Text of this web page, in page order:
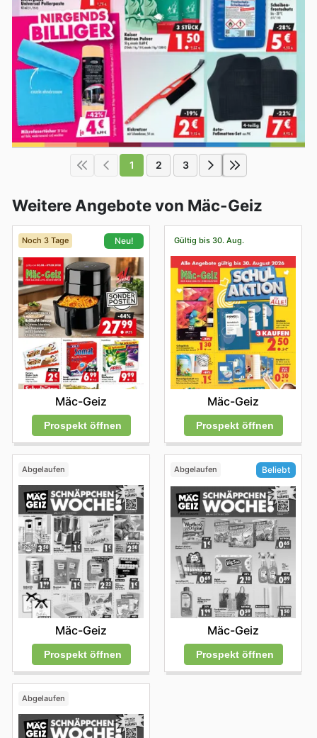
1 2 3
Weitere Angebote von Mäc-Geiz
Noch 3 Tage Neu!
Mäc-Geiz
Prospekt öffnen
Gültig bis 30. Aug.
Mäc-Geiz
Prospekt öffnen
Abgelaufen
Mäc-Geiz
Prospekt öffnen
Abgelaufen Beliebt
Mäc-Geiz
Prospekt öffnen
Abgelaufen